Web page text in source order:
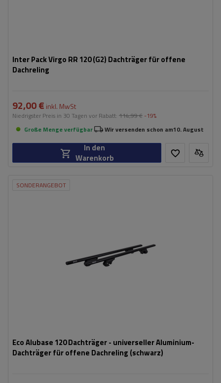
Inter Pack Virgo RR 120 (G2) Dachträger für offene
Dachreling
92,00 € inkl. MwSt
Niedrigster Preis in 30 Tagen vor Rabatt: 114,99 € -19%
Große Menge verfügbar
Wir versenden schon am10. August
In den
Warenkorb
SONDERANGEBOT
Eco Alubase 120 Dachträger - universeller Aluminium-
Dachträger für offene Dachreling (schwarz)